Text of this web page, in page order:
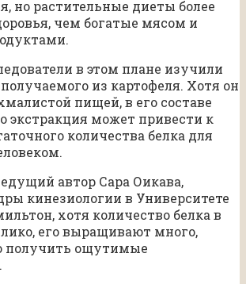
но растительные диеты более
чем богатые мясом и
в этом плане изучили
из картофеля. Хотя он
пищей, в его составе
экстракция может привести к
количества белка для
автор Сара Оикава,
кинезиологии в Университете
хотя количество белка в
его выращивают много,
получить ощутимые